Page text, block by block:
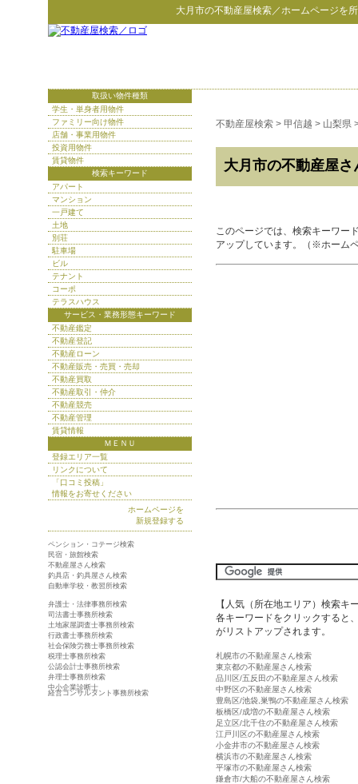
大月市の不動産屋検索／ホームページを
不動産屋検索 > 甲信越 > 山梨県
大月市の不動産屋さ
このページでは、検索キーワー
アップしています。（※ホーム
【人気（所在地エリア）検索キ
各キーワードをクリックすると
がリストアップされます。
札幌市の不動産屋さん検索
東京都の不動産屋さん検索
品川区/五反田の不動産屋さん検索
中野区の不動産屋さん検索
豊島区/池袋,巣鴨の不動産屋さん検索
板橋区/成増の不動産屋さん検索
足立区/北千住の不動産屋さん検索
江戸川区の不動産屋さん検索
小金井市の不動産屋さん検索
横浜市の不動産屋さん検索
平塚市の不動産屋さん検索
鎌倉市/大船の不動産屋さん検索
取扱い物件種類
学生・単身者用物件
ファミリー向け物件
店舗・事業用物件
投資用物件
賃貸物件
検索キーワード
アパート
マンション
一戸建て
土地
別荘
駐車場
ビル
テナント
コーポ
テラスハウス
サービス・業務形態キーワード
不動産鑑定
不動産登記
不動産ローン
不動産販売・売買・売却
不動産買取
不動産取引・仲介
不動産競売
不動産管理
賃貸情報
ＭＥＮＵ
登録エリア一覧
リンクについて
「口コミ投稿」
情報をお寄せください
ホームページを
新規登録する
ペンション・コテージ検索
民宿・旅館検索
不動産屋さん検索
釣具店・釣具屋さん検索
自動車学校・教習所検索
弁護士・法律事務所検索
司法書士事務所検索
土地家屋調査士事務所検索
行政書士事務所検索
社会保険労務士事務所検索
税理士事務所検索
公認会計士事務所検索
弁理士事務所検索
中小企業診断士
経営コンサルタント事務所検索